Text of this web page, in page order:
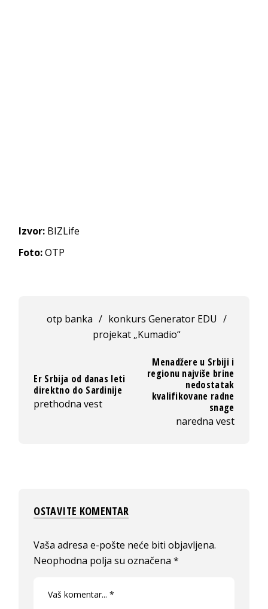
Izvor: BIZLife
Foto:OTP
otp banka / konkurs Generator EDU /
projekat „Kumadio“
Er Srbija od danas leti
direktno do Sardinije
prethodna vest
Menadžere u Srbiji i
regionu najviše brine
nedostatak
kvalifikovane radne
snage
naredna vest
OSTAVITE KOMENTAR
Vaša adresa e-pošte neće biti objavljena.
Neophodna polja su označena*